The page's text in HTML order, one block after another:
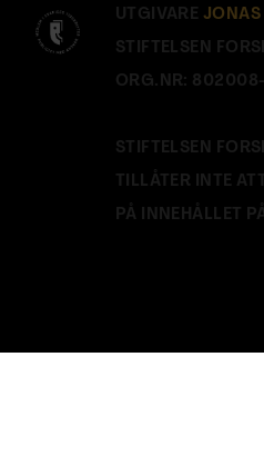
UTGIVARE JONAS
STIFTELSEN
ORG.NR:
STIFTELSEN
TILLÅTER INTE
PÅ INNEHÅLLET